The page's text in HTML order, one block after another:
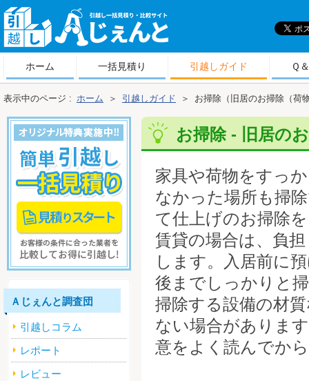
越しＡじぇんと
ホーム 一括見積り 引越しガイド Ｑ
表示中のページ : ホーム ＞ 引越しガイド ＞ お掃除（旧居のお掃除（荷
お掃除 - 旧居の
家具や荷物をすっ
なかった場所も掃
て仕上げのお掃除
賃貸の場合は、負
します。入居前に
後までしっかりと
掃除する設備の材
ない場合がありま
意をよく読んでか
Ａじぇんと調査団
引越しコラム
レポート
レビュー